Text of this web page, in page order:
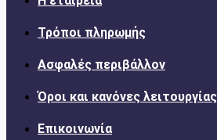
Τρόποι πληρωμής
Ασφαλές περιβάλλον
Όροι και κανόνες λειτουργίας
Επικοινωνία